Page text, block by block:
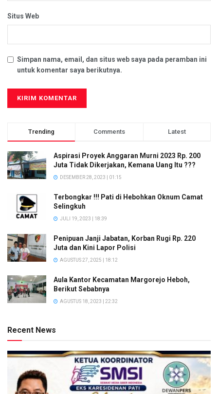
Situs Web
Simpan nama, email, dan situs web saya pada peramban ini
untuk komentar saya berikutnya.
Trending Comments Latest
Aspirasi Proyek Anggaran Murni 2023 Rp. 200
Juta Tidak Dikerjakan, Kemana Uang Itu ???
DESEMBER 28, 2023 | 01:15
Terbongkar !!! Pati di Hebohkan Oknum Camat
Selingkuh
JULI 19, 2023 | 18:39
Penipuan Janji Jabatan, Korban Rugi Rp. 220
Juta dan Kini Lapor Polisi
AGUSTUS 27, 2025 | 18:12
Aula Kantor Kecamatan Margorejo Heboh,
Berikut Sebabnya
AGUSTUS 18, 2023 | 22:32
Recent News